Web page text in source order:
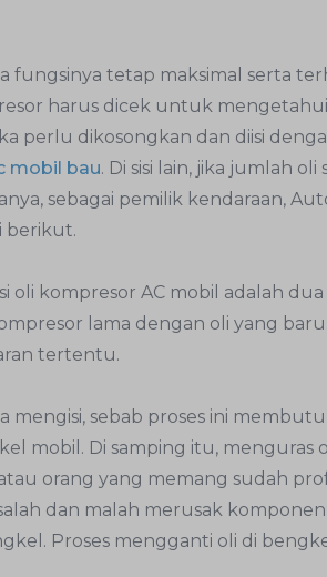
tetap maksimal serta
harus dicek untuk
perlu dikosongkan dan diisi
mobil bau. Di sisi lain, jika jumlah
sebagai pemilik kendaraan,
berikut.
kompresor AC mobil adalah
lama dengan oli yang
tertentu.
sebab proses ini
mobil. Di samping itu, menguras
orang yang memang sudah
dan malah merusak
Proses mengganti oli di